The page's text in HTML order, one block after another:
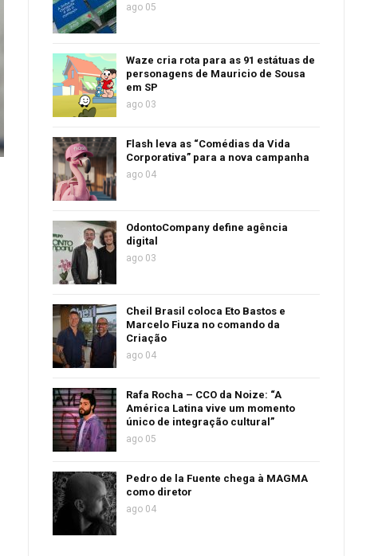
ago 05
Waze cria rota para as 91 estátuas de
personagens de Mauricio de Sousa
em SP
ago 03
Flash leva as “Comédias da Vida
Corporativa” para a nova campanha
ago 04
OdontoCompany define agência
digital
ago 03
Cheil Brasil coloca Eto Bastos e
Marcelo Fiuza no comando da
Criação
ago 04
Rafa Rocha – CCO da Noize: “A
América Latina vive um momento
único de integração cultural”
ago 05
Pedro de la Fuente chega à MAGMA
como diretor
ago 04